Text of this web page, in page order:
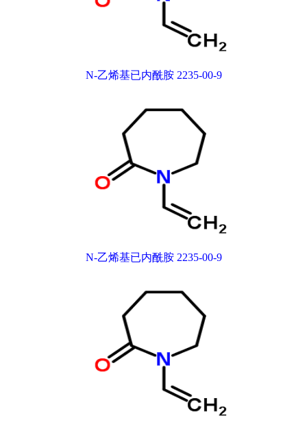
N-乙烯基已内酰胺 2235-00-9
N-乙烯基已内酰胺 2235-00-9